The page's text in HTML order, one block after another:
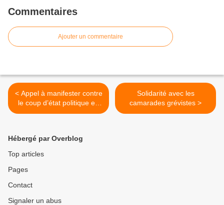
Commentaires
Ajouter un commentaire
< Appel à manifester contre
le coup d’état politique en
Turquie
Solidarité avec les
camarades grévistes >
Hébergé par Overblog
Top articles
Pages
Contact
Signaler un abus